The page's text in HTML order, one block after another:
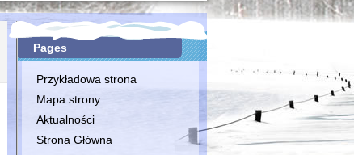
Pages
Przykładowa strona
Mapa strony
Aktualności
Strona Główna